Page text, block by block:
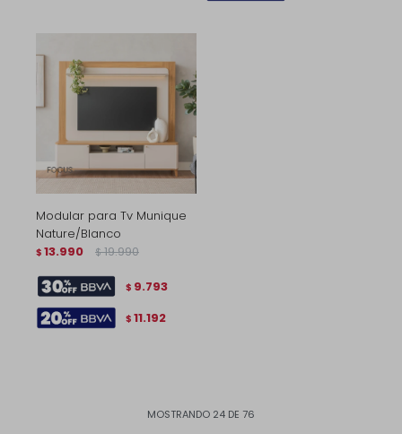
Modular para Tv Munique
Nature/Blanco
$ 13.990 $ 19.990
$ 9.793
$ 11.192
MOSTRANDO 24 DE 76